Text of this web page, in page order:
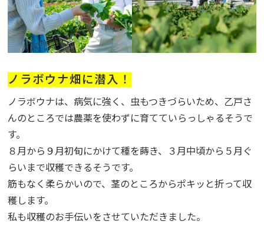
ノラボウナ畑に潜入！
ノラボウナは、病気に強く、虫もつきづらいため、乙戸さ
んのところでは農薬を使わずに育てていらっしゃるそうで
す。
８月から９月初旬にかけて種を蒔き、３月中頃から５月ぐ
らいまで収穫できるそうです。
筋もなく柔らかいので、茎のところからポキッと折って収
穫します。
私も収穫のお手伝いをさせていただきました。